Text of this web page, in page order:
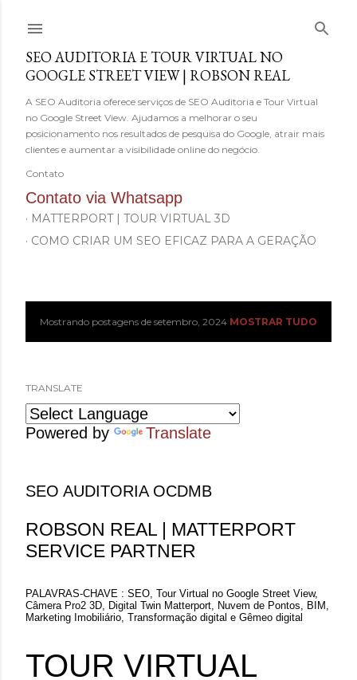
SEO AUDITORIA E TOUR VIRTUAL NO
GOOGLE STREET VIEW | ROBSON REAL
A SEO Auditoria oferece serviços de SEO Auditoria e Tour Virtual
no Google Street View. Ajudamos a melhorar o seu
posicionamento nos resultados de pesquisa do Google, atrair mais
clientes e aumentar a visibilidade online do negócio.
Contato
Contato via Whatsapp
MATTERPORT | TOUR VIRTUAL 3D
COMO CRIAR UM SEO EFICAZ PARA A GERAÇÃO
P
s
t
a
e
n
s
Mostrando postagens de setembro, 2024 MOSTRAR TUDO
TRANSLATE
Powered by Translate
SEO AUDITORIA OCDMB
ROBSON REAL | MATTERPORT
SERVICE PARTNER
PALAVRAS-CHAVE : SEO, Tour Virtual no Google Street View,
Câmera Pro2 3D, Digital Twin Matterport, Nuvem de Pontos, BIM,
Marketing Imobiliário, Transformação digital e Gêmeo digital
TOUR VIRTUAL